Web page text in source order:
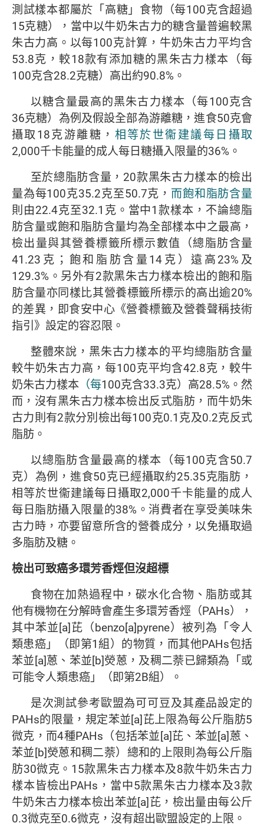
測試樣本都屬於「高糖」食物（每100克含超過
15克糖），當中以牛奶朱古力的糖含量普遍較黑
朱古力高。以每100克計算，牛奶朱古力平均含
53.8克，較18款有添加糖的黑朱古力樣本（每
100克含28.2克糖）高出約90.8%。
以糖含量最高的黑朱古力樣本（每100克含
36克糖）為例及假設全部為游離糖，進食50克會
攝取18克游離糖， 相等於世衞建議每日攝取
2,000千卡能量的成人每日糖攝入限量的36%。
至於總脂肪含量，20款黑朱古力樣本的檢出
量為每100克35.2克至50.7克， 而飽和脂肪含量
則由22.4克至32.1克。當中1款樣本，不論總脂
肪含量或飽和脂肪含量均為全部樣本中之最高，
檢出量與其營養標籤所標示數值（總脂肪含量
41.23克；飽和脂肪含量14克）遠高23%及
129.3%。另外有2款黑朱古力樣本檢出的飽和脂
肪含量亦同樣比其營養標籤所標示的高出逾20%
的差異，即食安中心《營養標籤及營養聲稱技術
指引》設定的容忍限。
整體來說，黑朱古力樣本的平均總脂肪含量
較牛奶朱古力高，每100克平均含42.8克，較牛
奶朱古力樣本 （每100克含33.3克）高28.5%。然
而，沒有黑朱古力樣本檢出反式脂肪，而牛奶朱
古力則有2款分別檢出每100克0.1克及0.2克反式
脂肪。
以總脂肪含量最高的樣本（每100克含50.7
克）為例，進食50克已經攝取約25.35克脂肪，
相等於世衞建議每日攝取2,000千卡能量的成人
每日脂肪攝入限量的38%。消費者在享受美味朱
古力時，亦要留意所含的營養成分，以免攝取過
多脂肪及糖。
檢出可致癌多環芳香烴但沒超標
食物在加熱過程中，碳水化合物、脂肪或其
他有機物在分解時會產生多環芳香烴（PAHs），
其中苯並[a]芘（benzo[a]pyrene）被列為「令人
類患癌」（即第1組）的物質，而其他PAHs包括
苯並[a]蒽、苯並[b]熒蒽，及稠二萘已歸類為「或
可能令人類患癌」（即第2B組）。
是次測試參考歐盟為可可豆及其產品設定的
PAHs的限量，規定苯並[a]芘上限為每公斤脂肪5
微克，而4種PAHs（包括苯並[a]芘、苯並[a]蒽、
苯並[b]熒蒽和稠二萘）總和的上限則為每公斤脂
肪30微克。15款黑朱古力樣本及8款牛奶朱古力
樣本皆檢出PAHs，當中5款黑朱古力樣本及3款
牛奶朱古力樣本檢出苯並[a]芘，檢出量由每公斤
0.3微克至0.6微克，沒有超出歐盟設定的上限。